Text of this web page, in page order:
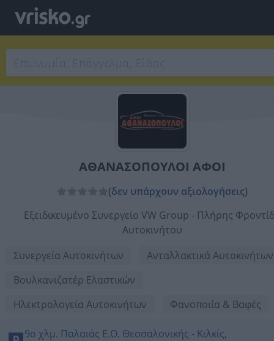
ΑΘΑΝΑΣΟΠΟΥΛΟΙ ΑΦΟΙ
(δεν υπάρχουν αξιολογήσεις)
Εξειδικευμένο Συνεργείο VW Group - Πλήρης
Αυτοκινήτου
Συνεργεία Αυτοκινήτων
Ανταλλακτικά Αυτοκινήτων
Βουλκανιζατέρ Ελαστικών
Ηλεκτρολογεία Αυτοκινήτων
Φανοποιία & Βαφές
9ο χλμ. Παλαιάς Ε.Ο. Θεσσαλονικής - Κιλκίς,